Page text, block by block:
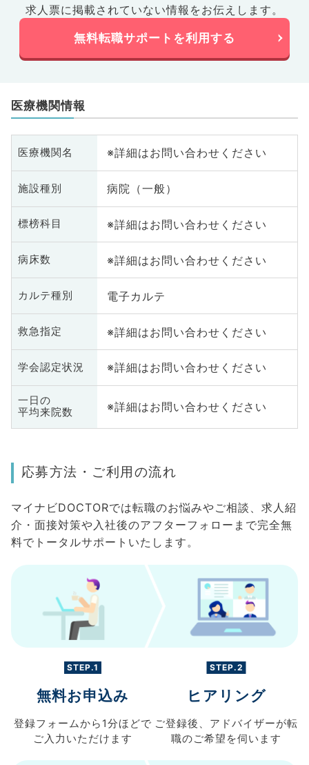
求人票に掲載されていない情報をお伝えします。
無料転職サポートを利用する
医療機関情報
医療機関名 ※詳細はお問い合わせください
施設種別 病院（一般）
標榜科目 ※詳細はお問い合わせください
病床数 ※詳細はお問い合わせください
カルテ種別 電子カルテ
救急指定 ※詳細はお問い合わせください
学会認定状況 ※詳細はお問い合わせください
一日の
平均来院数
※詳細はお問い合わせください
応募方法・ご利用の流れ
マイナビDOCTORでは転職のお悩みやご相談、求人紹
介・面接対策や入社後のアフターフォローまで完全無
料でトータルサポートいたします。
STEP.1
無料お申込み
登録フォームから 1分ほどで
ご入力 いただけます
STEP.2
ヒアリング
ご登録後、 アドバイザーが転
職のご希望を伺います